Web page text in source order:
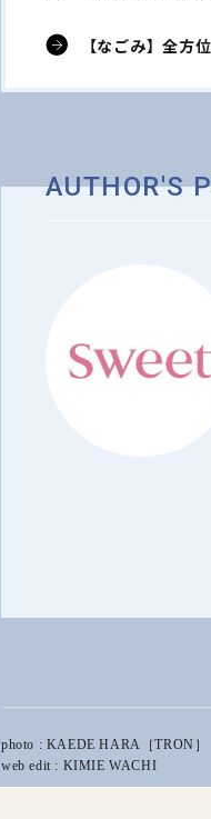
【なごみ】全方
AUTHOR'S
photo : KAEDE HARA［TRON］
web edit : KIMIE WACHI